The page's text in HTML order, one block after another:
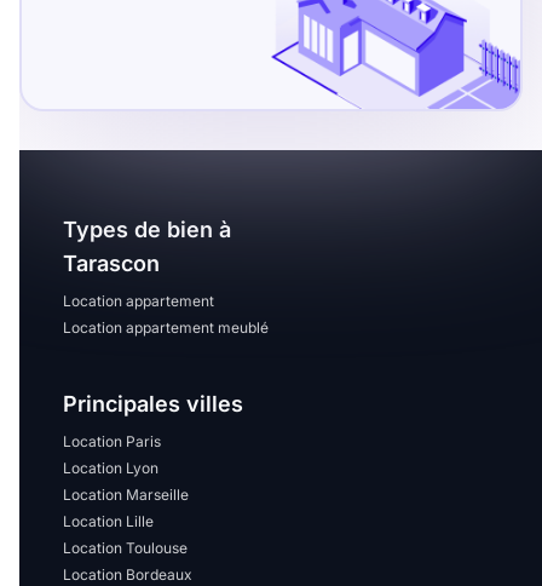
Ascenseur Gardien
Local à vélo
Promotions
Mettre en avant les
promotions sur honoraires
Types de bien à
Tarascon
Location appartement
Location appartement meublé
Principales villes
Location Paris
Location Lyon
Location Marseille
Location Lille
Location Toulouse
Location Bordeaux